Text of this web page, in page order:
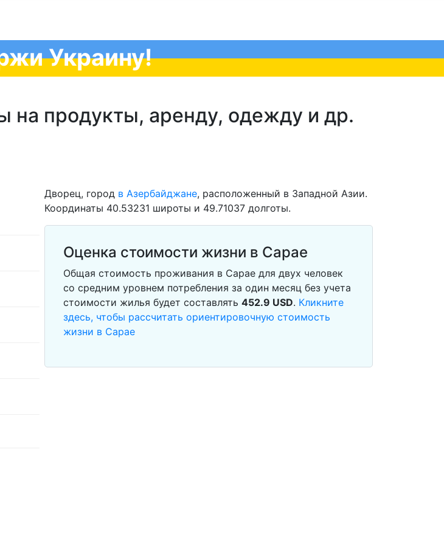
Украину!
на продукты, аренду, одежду и др.
Дворец, город в Азербайджане, расположенный в Западной Азии.
Координаты 40.53231 широты и 49.71037 долготы.
Оценка стоимости жизни в Сарае
Общая стоимость проживания в Сарае для двух человек
со средним уровнем потребления за один месяц без учета
стоимости жилья будет составлять 452.9 USD. Кликните
здесь, чтобы рассчитать ориентировочную стоимость
жизни в Сарае